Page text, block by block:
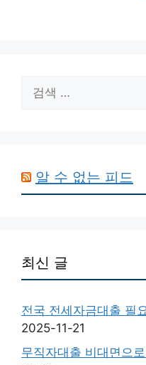
색:
알 수 없는 피드
최신 글
전국 전세자금대출 필
2025-11-21
무직자대출 비대면으